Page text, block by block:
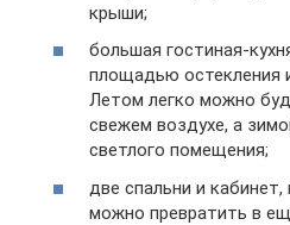
крыши;
большая гостиная-
площадью остекления
Летом легко можно
свежем воздухе, а
светлого помещения;
две спальни и
можно превратить в